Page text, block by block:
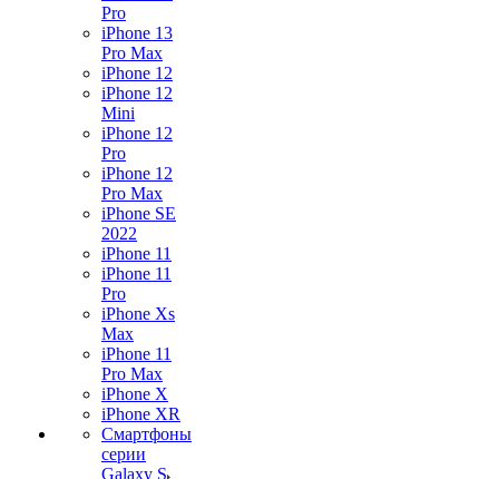
Pro
iPhone 13
Pro Max
iPhone 12
iPhone 12
Mini
iPhone 12
Pro
iPhone 12
Pro Max
iPhone SE
2022
iPhone 11
iPhone 11
Pro
iPhone Xs
Max
iPhone 11
Pro Max
iPhone X
iPhone XR
Смартфоны
серии
Galaxy S